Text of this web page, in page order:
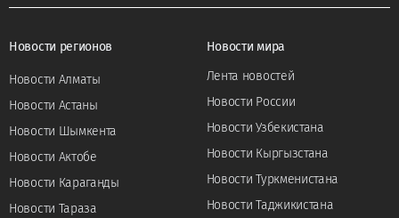
Новости регионов
Новости Алматы
Новости Астаны
Новости Шымкента
Новости Актобе
Новости Караганды
Новости Тараза
Новости мира
Лента новостей
Новости России
Новости Узбекистана
Новости Кыргызстана
Новости Туркменистана
Новости Таджикистана